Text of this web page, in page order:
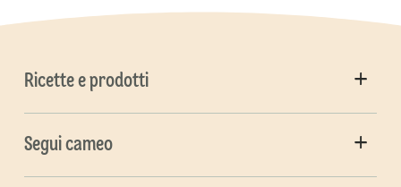
Ricette e prodotti
Segui cameo